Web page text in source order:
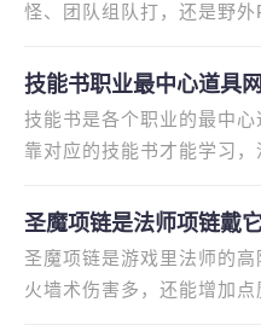
怪、团队组队打，还是野
技能书职业最中心道具
技能书是各个职业的最中
靠对应的技能书才能学习
圣魔项链是法师项链戴
圣魔项链是游戏里法师的
火墙术伤害多，还能增加